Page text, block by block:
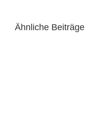
Ähnliche Beiträge